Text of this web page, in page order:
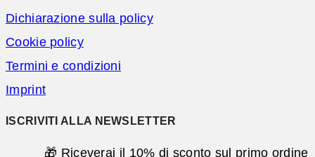
Dichiarazione sulla policy
Cookie policy
Termini e condizioni
Imprint
ISCRIVITI ALLA NEWSLETTER
🎁 Riceverai il 10% di sconto sul primo ordine